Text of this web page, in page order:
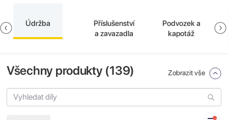
Údržba
Příslušenství
a zavazadla
Podvozek a
kapotáž
Všechny produkty (139) Zobrazit vše